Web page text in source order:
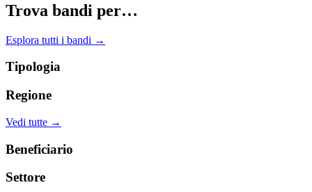
Trova bandi per…
Esplora tutti i bandi →
Tipologia
Regione
Vedi tutte →
Beneficiario
Settore